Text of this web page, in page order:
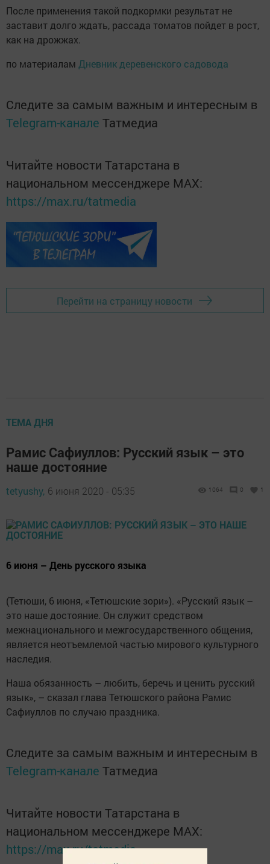
После применения такой подкормки результат не
заставит долго ждать, рассада томатов пойдет в рост,
как на дрожжах.
по материалам Дневник деревенского садовода
Следите за самым важным и интересным в
Telegram-канале Татмедиа
Читайте новости Татарстана в
национальном мессенджере MАХ:
https://max.ru/tatmedia
Перейти на страницу новости
ТЕМА ДНЯ
Рамис Сафиуллов: Русский язык – это
наше достояние
tetyushy, 6 июня 2020 - 05:35 1064 0 1
6 июня – День русского языка
(Тетюши, 6 июня, «Тетюшские зори»). «Русский язык –
это наше достояние. Он служит средством
межнационального и межгосударственного общения,
является неотъемлемой час­тью мирового ­культурного
наследия.
Наша обязанность – любить, беречь и ценить русский
язык», – сказал глава Тетюшского рай­она Рамис
Сафиуллов по случаю праздника.
Следите за самым важным и интересным в
Telegram-канале Татмедиа
Читайте новости Татарстана в
национальном мессенджере MАХ:
https://max.ru/tatmedia